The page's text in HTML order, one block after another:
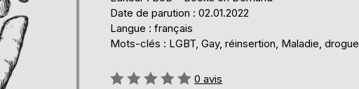
Date de parution : 02.01.2022
Langue : français
Mots-clés : LGBT, Gay, réinsertion, Maladie, drogue
Évaluation:
0 avis